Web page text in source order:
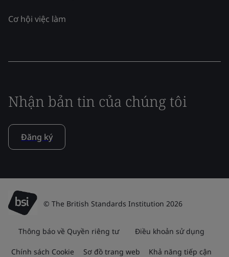
Cơ hội việc làm
Nhận bản tin của chúng tôi
Đăng ký
© The British Standards Institution 2026
Thông báo về Quyền riêng tư Điều khoản sử dụng
Chính sách Cookie Sơ đồ trang web Khả năng tiếp cận